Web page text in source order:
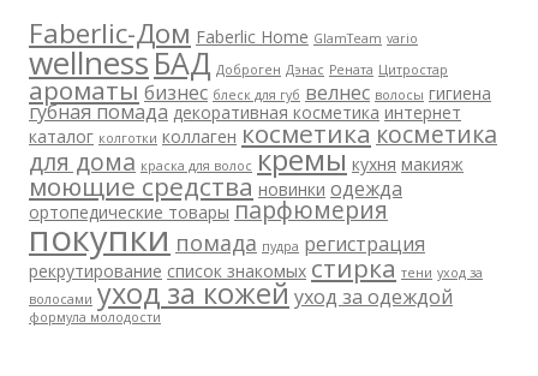
Faberlic-Дом Faberlic Home GlamTeam vario
wellnessБАД Доброген Дэнас Рената Цитростар
ароматыбизнес блеск для губ велнес волосы гигиена
губная помада декоративная косметика интернет
каталог колготки коллаген косметика косметика
для дома краска для волос кремы кухня макияж
моющие средства новинки одежда
ортопедические товары парфюмерия
покупки помада пудра регистрация
рекрутирование список знакомых стирка тени уход за
волосами уход за кожейуход за одеждой
формула молодости